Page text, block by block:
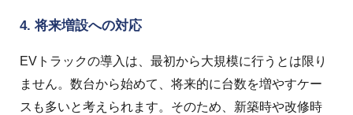
4. 将来増設への対応
EVトラックの導入は、最初から大規模に行うとは限り
ません。数台から始めて、将来的に台数を増やすケー
スも多いと考えられます。 そのため、新築時や改修時